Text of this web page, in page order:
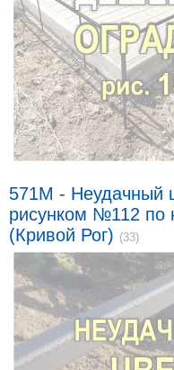
571M - Неудачный
рисунком №112 по
(Кривой Рог) (33)